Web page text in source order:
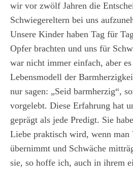
wir vor zwölf Jahren die
Schwiegereltern bei uns
Unsere Kinder haben Tag für
Opfer brachten und uns für
war nicht immer einfach, aber
Lebensmodell der
nur sagen: „Seid barmherzig“,
vorgelebt. Diese Erfahrung hat
geprägt als jede Predigt. Sie
Liebe praktisch wird, wenn man
übernimmt und Schwäche
sie, so hoffe ich, auch in ihrem